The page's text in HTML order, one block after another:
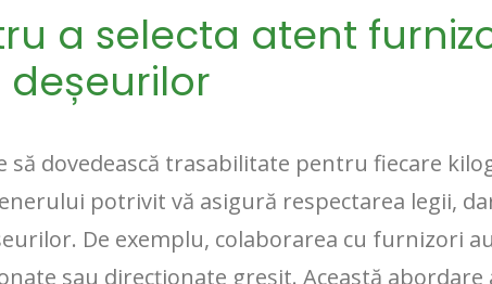
a selecta atent
să dovedească trasabilitate pentru fiecare
potrivit vă asigură respectarea legii,
De exemplu, colaborarea cu furnizori
sau direcționate greșit. Această